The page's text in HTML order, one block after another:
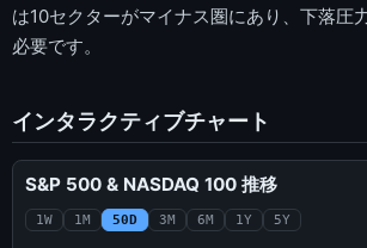
は10セクターがマイナス圏にあり、下落圧
必要です。
インタラクティブチャート
S&P 500 & NASDAQ 100 推移
1W 1M 50D 3M 6M 1Y 5Y